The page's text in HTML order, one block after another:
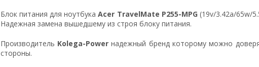
Блок питания для ноутбукаAcer TravelMate P255-MPG (19v/3.42a/65w/
Надежная замена вышедшему из строя блоку питания.
Производитель Kolega-Powerнадежный бренд которому можно
стороны.